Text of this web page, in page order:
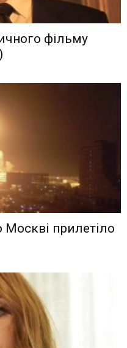
фільму
прилетіло